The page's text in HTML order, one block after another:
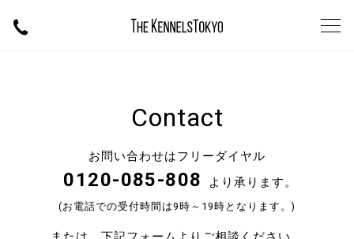
Contact
お問い合わせはフリーダイヤル
0120-085-808 より承ります。
(お電話での受付時間は9時～19時となります。)